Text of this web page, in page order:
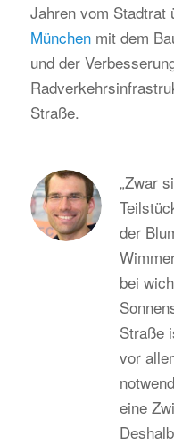
Jahren vom Stadtrat
Münchenmit dem
und der
Straße.
„Zwar
der
bei
Straße
vor
eine